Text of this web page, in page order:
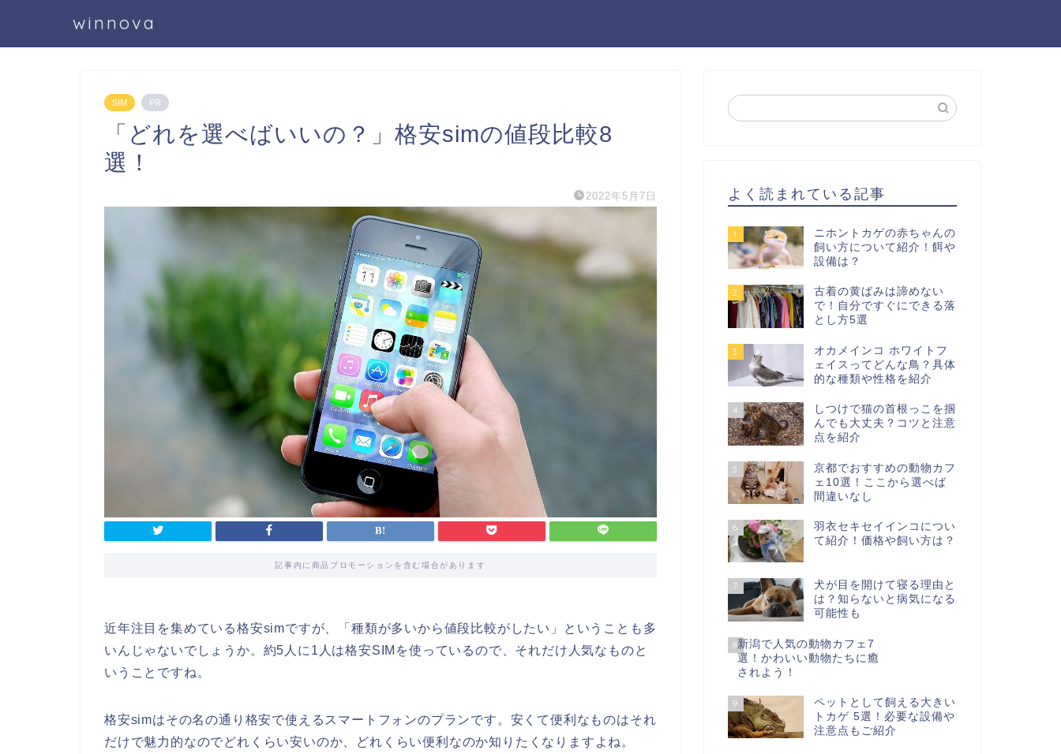
winnova
SIM PR
「どれを選べばいいの？」格安simの値段比較8
選！
2022年5月7日
記事内に商品プロモーションを含む場合があります
近年注目を集めている格安simですが、「種類が多いから値段比較がしたい」ということも多
いんじゃないでしょうか。約5人に1人は格安SIMを使っているので、それだけ人気なものと
いうことですね。
格安simはその名の通り格安で使えるスマートフォンのプランです。安くて便利なものはそれ
だけで魅力的なのでどれくらい安いのか、どれくらい便利なのか知りたくなりますよね。
よく読まれている記事
1
ニホントカゲの赤ちゃんの
飼い方について紹介！餌や
設備は？
2
古着の黄ばみは諦めない
で！自分ですぐにできる落
とし方5選
3
オカメインコ ホワイトフ
ェイスってどんな鳥？具体
的な種類や性格を紹介
4
しつけで猫の首根っこを掴
んでも大丈夫？コツと注意
点を紹介
5
京都でおすすめの動物カフ
ェ10選！ここから選べば
間違いなし
6
羽衣セキセイインコについ
て紹介！価格や飼い方は？
7
犬が目を開けて寝る理由と
は？知らないと病気になる
可能性も
8新潟で人気の動物カフェ7
選！かわいい動物たちに癒
されよう！
9
ペットとして飼える大きい
トカゲ 5選！必要な設備や
注意点もご紹介